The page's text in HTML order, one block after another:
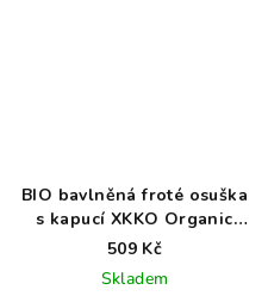
BIO bavlněná froté osuška
s kapucí XKKO Organic
90x90 - Lavender Aura
509 Kč
Skladem